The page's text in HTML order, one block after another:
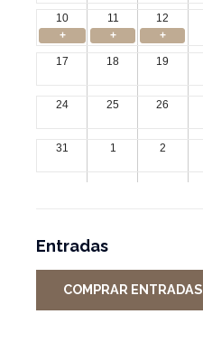
10
11 12
+
+ +
17 18 19
24 25 26
31 1 2
Entradas
COMPRAR ENTRADAS